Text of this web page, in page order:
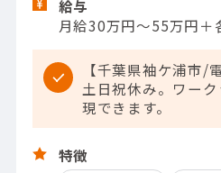
給与
月給30万円～55万円＋
【千葉県袖ケ浦市/
土日祝休み。ワー
現できます。
特徴